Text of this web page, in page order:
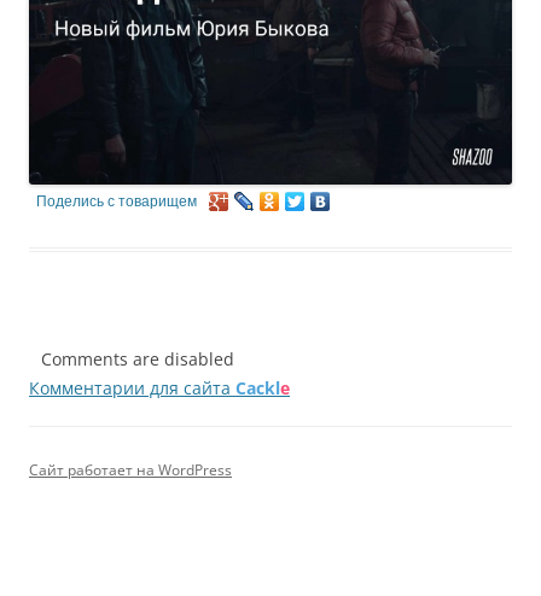
Поделись с товарищем
Comments are disabled
Комментарии для сайта Cackle
Сайт работает на WordPress